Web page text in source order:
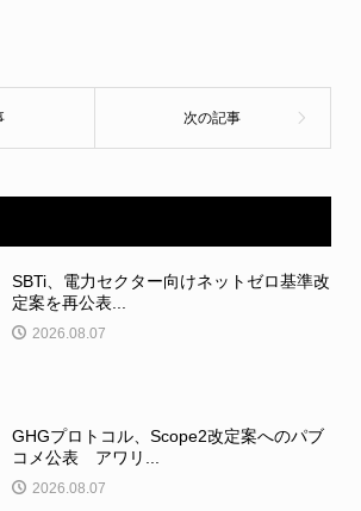
SBTi、電力セクター向けネットゼロ基準改
定案を再公表...
2026.08.07
GHGプロトコル、Scope2改定案へのパブ
コメ公表 アワリ...
2026.08.07